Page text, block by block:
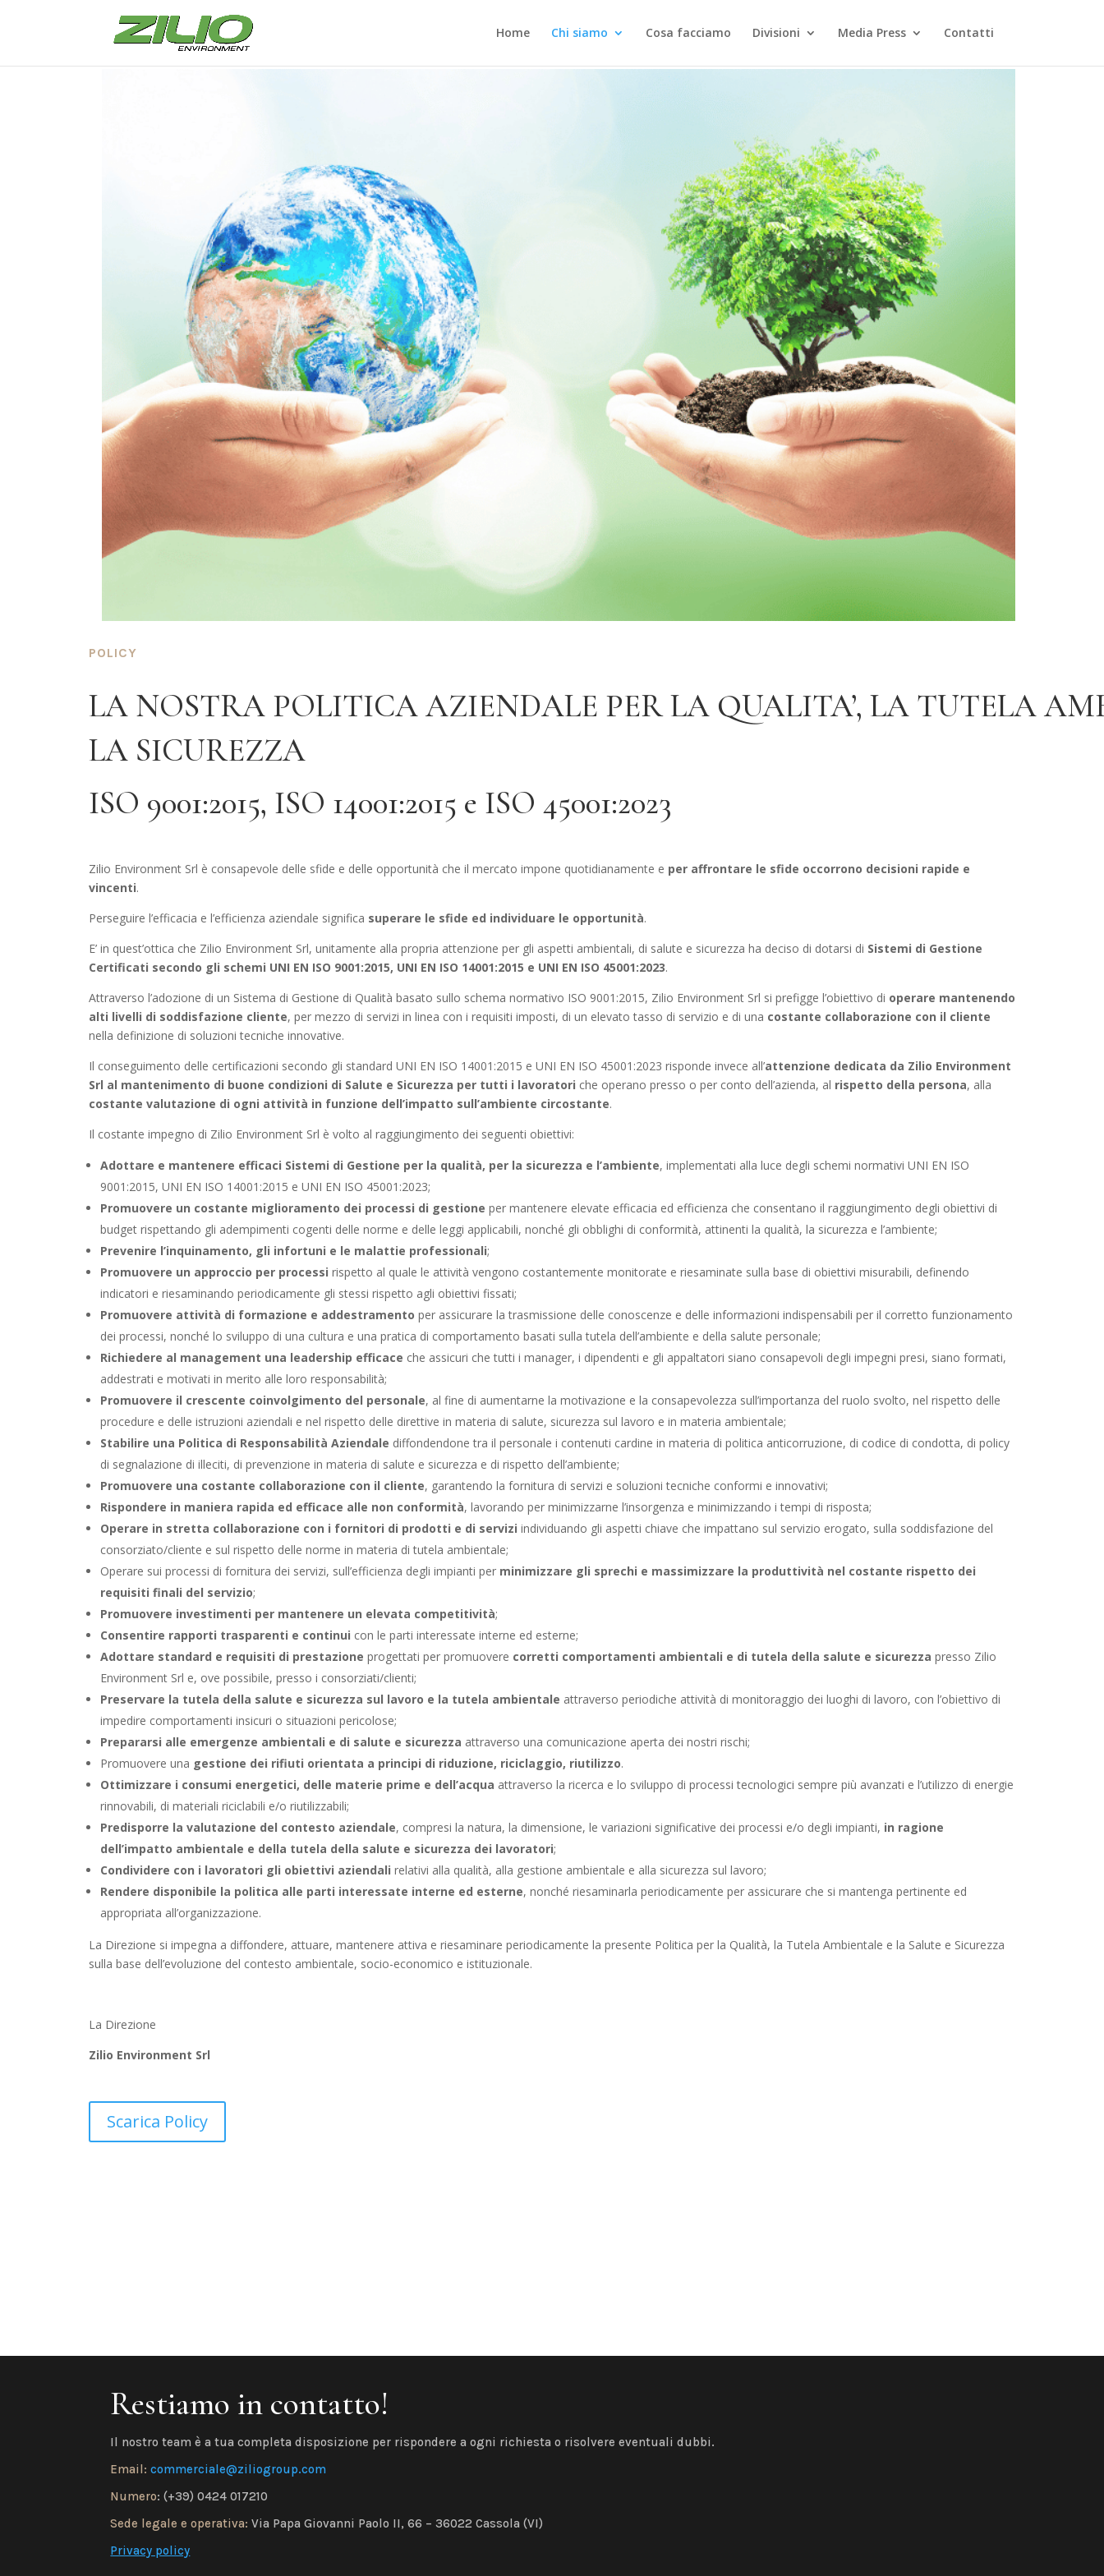
Home Chi siamo Cosa facciamo Divisioni Media Press Contatti
POLICY
LA NOSTRA POLITICA AZIENDALE PER LA QUALITA’, LA TUTELA
LA SICUREZZA
ISO 9001:2015, ISO 14001:2015 e ISO 45001:2023
Zilio Environment Srl è consapevole delle sfide e delle opportunità che il mercato impone quotidianamente e per affrontare le sfide occorrono decisioni rapide e
vincenti.
Perseguire l’efficacia e l’efficienza aziendale significa superare le sfide ed individuare le opportunità.
E’ in quest’ottica che Zilio Environment Srl, unitamente alla propria attenzione per gli aspetti ambientali, di salute e sicurezza ha deciso di dotarsi di Sistemi di Gestione
Certificati secondo gli schemi UNI EN ISO 9001:2015, UNI EN ISO 14001:2015 e UNI EN ISO 45001:2023.
Attraverso l’adozione di un Sistema di Gestione di Qualità basato sullo schema normativo ISO 9001:2015, Zilio Environment Srl si prefigge l’obiettivo di operare mantenendo
alti livelli di soddisfazione cliente, per mezzo di servizi in linea con i requisiti imposti, di un elevato tasso di servizio e di una costante collaborazione con il cliente
nella definizione di soluzioni tecniche innovative.
Il conseguimento delle certificazioni secondo gli standard UNI EN ISO 14001:2015 e UNI EN ISO 45001:2023 risponde invece all’attenzione dedicata da Zilio Environment
Srl al mantenimento di buone condizioni di Salute e Sicurezza per tutti i lavoratori che operano presso o per conto dell’azienda, al rispetto della persona, alla
costante valutazione di ogni attività in funzione dell’impatto sull’ambiente circostante.
Il costante impegno di Zilio Environment Srl è volto al raggiungimento dei seguenti obiettivi:
Adottare e mantenere efficaci Sistemi di Gestione per la qualità, per la sicurezza e l’ambiente, implementati alla luce degli schemi normativi UNI EN ISO
9001:2015, UNI EN ISO 14001:2015 e UNI EN ISO 45001:2023;
Promuovere un costante miglioramento dei processi di gestione per mantenere elevate efficacia ed efficienza che consentano il raggiungimento degli obiettivi di
budget rispettando gli adempimenti cogenti delle norme e delle leggi applicabili, nonché gli obblighi di conformità, attinenti la qualità, la sicurezza e l’ambiente;
Prevenire l’inquinamento, gli infortuni e le malattie professionali;
Promuovere un approccio per processi rispetto al quale le attività vengono costantemente monitorate e riesaminate sulla base di obiettivi misurabili, definendo
indicatori e riesaminando periodicamente gli stessi rispetto agli obiettivi fissati;
Promuovere attività di formazione e addestramento per assicurare la trasmissione delle conoscenze e delle informazioni indispensabili per il corretto funzionamento
dei processi, nonché lo sviluppo di una cultura e una pratica di comportamento basati sulla tutela dell’ambiente e della salute personale;
Richiedere al management una leadership efficace che assicuri che tutti i manager, i dipendenti e gli appaltatori siano consapevoli degli impegni presi, siano formati,
addestrati e motivati in merito alle loro responsabilità;
Promuovere il crescente coinvolgimento del personale, al fine di aumentarne la motivazione e la consapevolezza sull’importanza del ruolo svolto, nel rispetto delle
procedure e delle istruzioni aziendali e nel rispetto delle direttive in materia di salute, sicurezza sul lavoro e in materia ambientale;
Stabilire una Politica di Responsabilità Aziendale diffondendone tra il personale i contenuti cardine in materia di politica anticorruzione, di codice di condotta, di policy
di segnalazione di illeciti, di prevenzione in materia di salute e sicurezza e di rispetto dell’ambiente;
Promuovere una costante collaborazione con il cliente, garantendo la fornitura di servizi e soluzioni tecniche conformi e innovativi;
Rispondere in maniera rapida ed efficace alle non conformità, lavorando per minimizzarne l’insorgenza e minimizzando i tempi di risposta;
Operare in stretta collaborazione con i fornitori di prodotti e di servizi individuando gli aspetti chiave che impattano sul servizio erogato, sulla soddisfazione del
consorziato/cliente e sul rispetto delle norme in materia di tutela ambientale;
Operare sui processi di fornitura dei servizi, sull’efficienza degli impianti per minimizzare gli sprechi e massimizzare la produttività nel costante rispetto dei
requisiti finali del servizio;
Promuovere investimenti per mantenere un elevata competitività;
Consentire rapporti trasparenti e continui con le parti interessate interne ed esterne;
Adottare standard e requisiti di prestazione progettati per promuovere corretti comportamenti ambientali e di tutela della salute e sicurezza presso Zilio
Environment Srl e, ove possibile, presso i consorziati/clienti;
Preservare la tutela della salute e sicurezza sul lavoro e la tutela ambientale attraverso periodiche attività di monitoraggio dei luoghi di lavoro, con l’obiettivo di
impedire comportamenti insicuri o situazioni pericolose;
Prepararsi alle emergenze ambientali e di salute e sicurezza attraverso una comunicazione aperta dei nostri rischi;
Promuovere una gestione dei rifiuti orientata a principi di riduzione, riciclaggio, riutilizzo.
Ottimizzare i consumi energetici, delle materie prime e dell’acqua attraverso la ricerca e lo sviluppo di processi tecnologici sempre più avanzati e l’utilizzo di energie
rinnovabili, di materiali riciclabili e/o riutilizzabili;
Predisporre la valutazione del contesto aziendale, compresi la natura, la dimensione, le variazioni significative dei processi e/o degli impianti, in ragione
dell’impatto ambientale e della tutela della salute e sicurezza dei lavoratori;
Condividere con i lavoratori gli obiettivi aziendali relativi alla qualità, alla gestione ambientale e alla sicurezza sul lavoro;
Rendere disponibile la politica alle parti interessate interne ed esterne, nonché riesaminarla periodicamente per assicurare che si mantenga pertinente ed
appropriata all’organizzazione.
La Direzione si impegna a diffondere, attuare, mantenere attiva e riesaminare periodicamente la presente Politica per la Qualità, la Tutela Ambientale e la Salute e Sicurezza
sulla base dell’evoluzione del contesto ambientale, socio-economico e istituzionale.
La Direzione
Zilio Environment Srl
Scarica Policy
Restiamo in contatto!
Il nostro team è a tua completa disposizione per rispondere a ogni richiesta o risolvere eventuali dubbi.
Email: commerciale@ziliogroup.com
Numero: (+39) 0424 017210
Sede legale e operativa: Via Papa Giovanni Paolo II, 66 – 36022 Cassola (VI)
Privacy policy